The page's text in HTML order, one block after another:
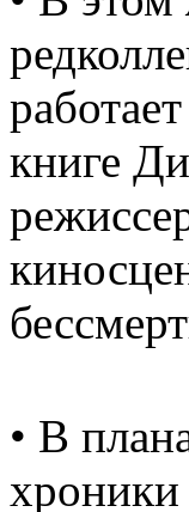
книге
• В
хроники